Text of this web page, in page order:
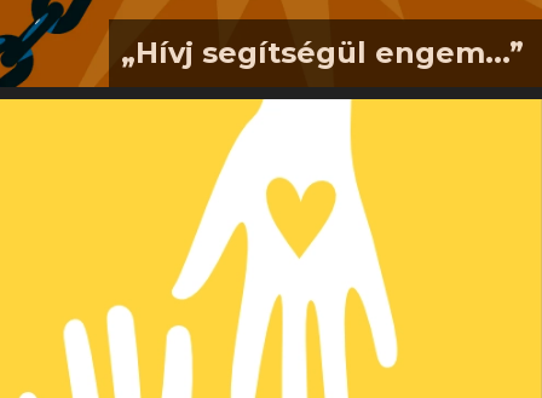
„Hívj segítségül engem...”
„Hívj segítségül engem a nyomorúság
idején! Én megszabadítalak, te pedig
dicsőítesz engem.” (Zsoltárok
50,15)Következő gyülekezeti
délutánunk (2026. 07. 26., 16.00)
vendége Hagyó Miklós. Sokan ismerik
politikai karrierjét: Budapest
polgármester-helyetteseként,
szocialista képviselőként. 2009-es
bukásáról is sokan tudnak. Arról már